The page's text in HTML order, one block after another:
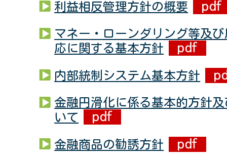
利益相反管理方針の概要
マネー・ローンダリング等及
応に関する基本方針
内部統制システム基本方針
金融円滑化に係る基本的方針
いて
金融商品の勧誘方針